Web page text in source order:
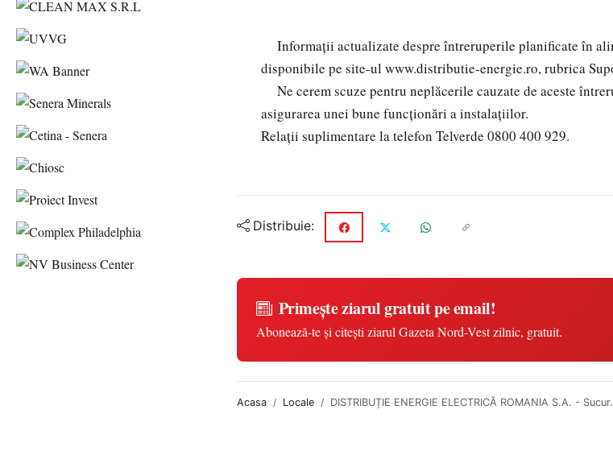
Informaţii actualizate despre întreruperile planificate în
disponibile pe site-ul www.distributie-energie.ro, rubrica
Ne cerem scuze pentru neplăcerile cauzate de aceste
asigurarea unei bune funcţionări a instalaţiilor.
Relații suplimentare la telefon Telverde 0800 400 929.
Distribuie:
Primește ziarul gratuit pe email!
Abonează-te și citești ziarul Gazeta Nord-Vest zilnic, gratuit.
Acasa Locale DISTRIBUȚIE ENERGIE ELECTRICĂ ROMANIA S.A. -